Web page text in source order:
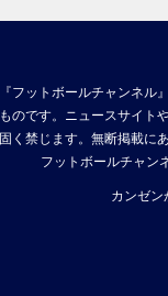
『フットボールチャンネ
ものです。ニュースサイト
固く禁じます。無断掲載に
フットボールチャン
カンゼン